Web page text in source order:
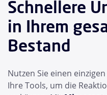
Schnellere
in Ihrem
Bestand
Nutzen Sie einen
Ihre Tools, um die